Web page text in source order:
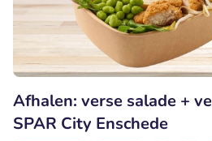
Afhalen: verse salade +
SPAR City Enschede